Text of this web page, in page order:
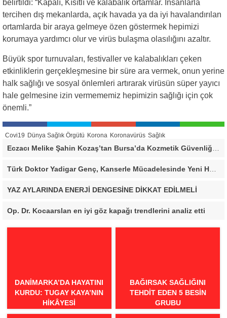
belirtildi: “Kapalı, Kısıtlı ve kalabalık ortamlar. İnsanlarla
tercihen dış mekanlarda, açık havada ya da iyi havalandırılan
ortamlarda bir araya gelmeye özen göstermek hepimizi
korumaya yardımcı olur ve virüs bulaşma olasılığını azaltır.
Büyük spor turnuvaları, festivaller ve kalabalıkları çeken
etkinliklerin gerçekleşmesine bir süre ara vermek, onun yerine
halk sağlığı ve sosyal önlemleri artırarak virüsün süper yayıcı
hale gelmesine izin vermememiz hepimizin sağlığı için çok
önemli.”
Covi19 Dünya Sağlık Örgütü Korona Koronavürüs Sağlık
Türk Doktor Yadigar Genç, Kanserle Mücadelesinde Yeni Hedef Kanser Kök Hücreleri
YAZ AYLARINDA ENERJİ DENGESİNE DİKKAT EDİLMELİ
Op. Dr. Kocaarslan en iyi göz kapağı trendlerini analiz etti
DANIMARKA’DA HAYATINI
KURDU: TUGAY KAYA’NIN
HIKÂYESI
BAĞIRSAK SAĞLIĞINI
TEHDIT EDEN 5 BESIN
GRUBU